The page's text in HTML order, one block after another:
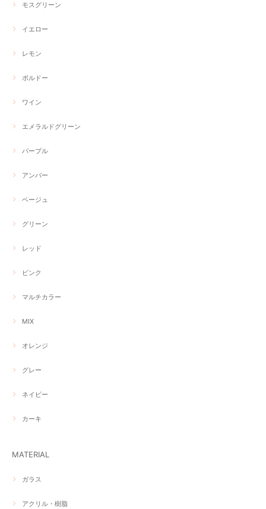
モスグリーン
イエロー
レモン
ボルドー
ワイン
エメラルドグリーン
パープル
アンバー
ベージュ
グリーン
レッド
ピンク
マルチカラー
MIX
オレンジ
グレー
ネイビー
カーキ
MATERIAL
ガラス
アクリル・樹脂